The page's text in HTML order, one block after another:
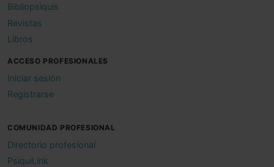
Bibliopsiquis
Revistas
Libros
ACCESO PROFESIONALES
Iniciar sesión
Registrarse
COMUNIDAD PROFESIONAL
Directorio profesional
PsiquiLink